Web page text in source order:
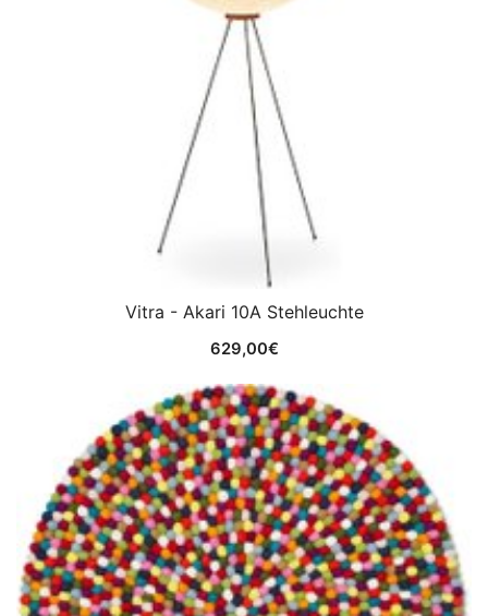
Vitra - Akari 10A Stehleuchte
629,00€